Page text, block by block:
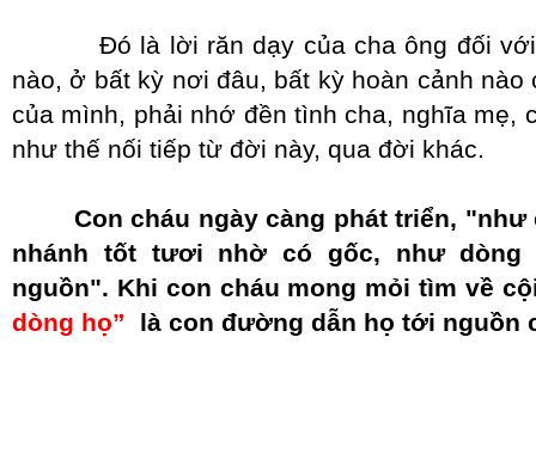
Đó là lời răn dạy của cha ông đối với
nào, ở bất kỳ nơi đâu, bất kỳ hoàn cảnh nào
của mình, phải nhớ đền tình cha, nghĩa mẹ,
như thế nối tiếp từ đời này, qua đời khác.
Con cháu ngày càng phát triển, "như
nhánh tốt tươi nhờ có gốc, như dòng
nguồn". Khi con cháu mong mỏi tìm về
dòng họ”
là con đường dẫn họ tới nguồn